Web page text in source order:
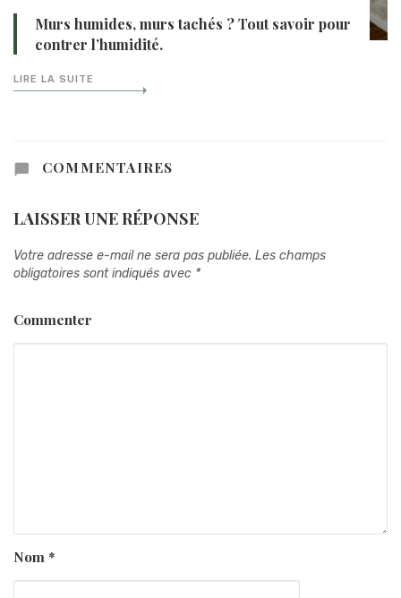
Murs humides, murs tachés ? Tout savoir pour
contrer l’humidité.
LIRE LA SUITE
COMMENTAIRES
LAISSER UNE RÉPONSE
Votre adresse e-mail ne sera pas publiée. Les champs
obligatoires sont indiqués avec *
Commenter
Nom *